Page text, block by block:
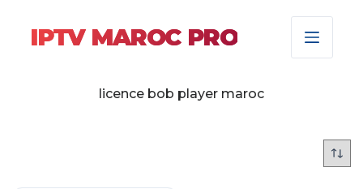
IPTV MAROC PRO
licence bob player maroc